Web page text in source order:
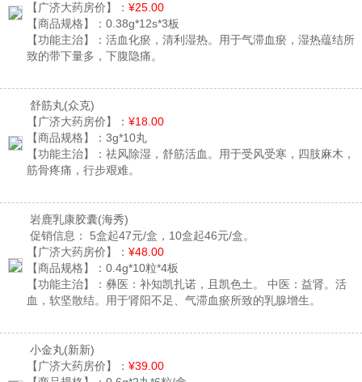
【广济大药房价】： ¥25.00
【商品规格】： 0.38g*12s*3板
【功能主治】： 活血化瘀，清利湿热。用于气滞血瘀，湿热蕴结所
致的带下量多，下腹隐痛。
舒筋丸(众克)
【广济大药房价】： ¥18.00
【商品规格】： 3g*10丸
【功能主治】： 祛风除湿，舒筋活血。用于受风受寒，四肢麻木，
筋骨疼痛，行步艰难。
岩鹿乳康胶囊(海秀)
促销信息：
5盒起47元/盒，10盒起46元/盒。
【广济大药房价】： ¥48.00
【商品规格】： 0.4g*10粒*4板
【功能主治】： 彝医：补知凯扎诺，且凯色土。 中医：益肾。活
血，软坚散结。用于肾阳不足、气滞血瘀所致的乳腺增生。
小金丸(新新)
【广济大药房价】： ¥39.00